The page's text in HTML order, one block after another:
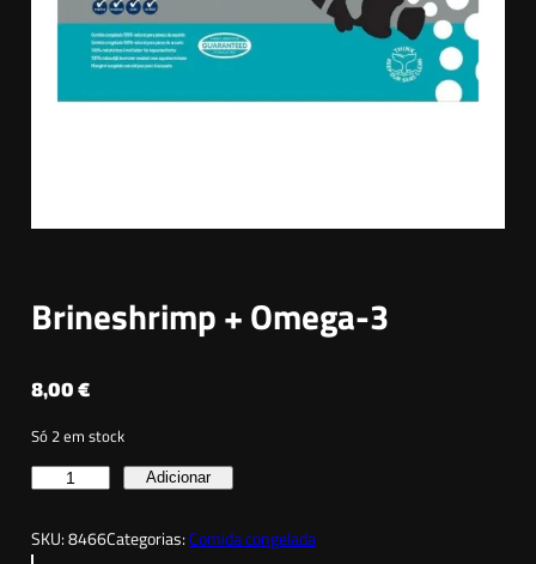
Brineshrimp + Omega-3
8,00 €
Só 2 em stock
a
Adicionar
SKU:8466Categorias:Comida congelada